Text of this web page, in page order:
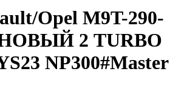
Opel M9T-290-
НОВЫЙ 2 TURBO
NP300#Master